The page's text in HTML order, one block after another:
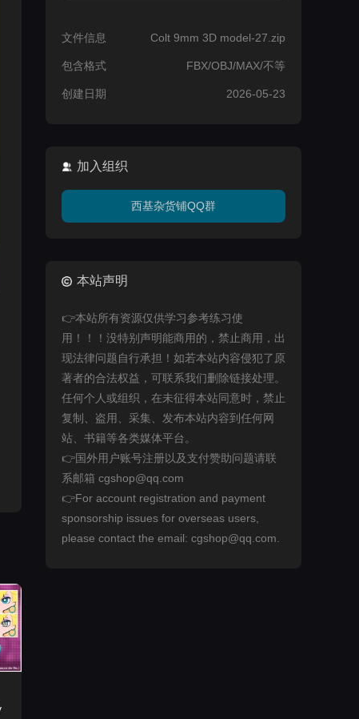
文件信息 Colt 9mm 3D model-27.zip
包含格式 FBX/OBJ/MAX/不等
创建日期 2026-05-23
加入组织
西基杂货铺QQ群
本站声明
👉本站所有资源仅供学习参考练习使
用！！！没特别声明能商用的，禁止商用，出
现法律问题自行承担！如若本站内容侵犯了原
著者的合法权益，可联系我们删除链接处理。
任何个人或组织，在未征得本站同意时，禁止
复制、盗用、采集、发布本站内容到任何网
站、书籍等各类媒体平台。
👉国外用户账号注册以及支付赞助问题请联
系邮箱 cgshop@qq.com
👉For account registration and payment
sponsorship issues for overseas users,
please contact the email: cgshop@qq.com.